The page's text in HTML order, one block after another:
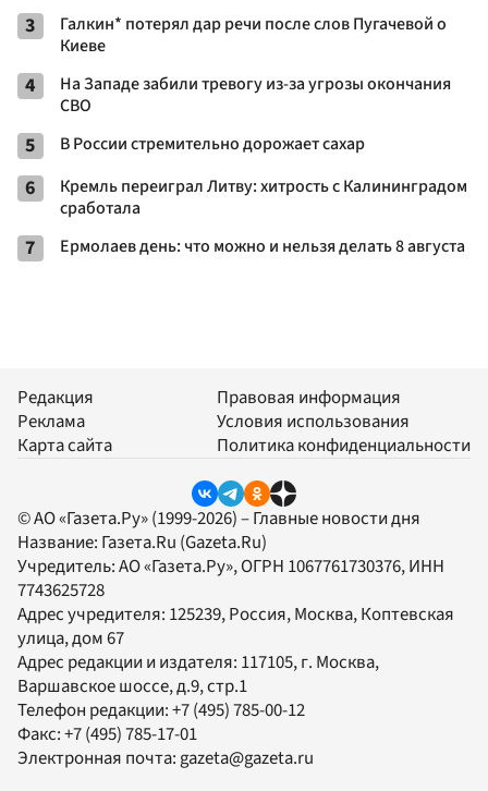
3
Галкин* потерял дар речи после слов Пугачевой о
Киеве
4
На Западе забили тревогу из-за угрозы окончания
СВО
5 В России стремительно дорожает сахар
6
Кремль переиграл Литву: хитрость с Калининградом
сработала
7 Ермолаев день: что можно и нельзя делать 8 августа
Редакция
Реклама
Карта сайта
Правовая информация
Условия использования
Политика конфиденциальности
© АО «Газета.Ру» (1999-2026) – Главные новости дня
Название: Газета.Ru (Gazeta.Ru)
Учредитель:АО «Газета.Ру», ОГРН 1067761730376, ИНН
7743625728
Адрес учредителя: 125239, Россия, Москва, Коптевская
улица, дом 67
Адрес редакции и издателя: 117105, г. Москва,
Варшавское шоссе, д.9, стр.1
Телефон редакции:+7 (495) 785-00-12
Факс:+7 (495) 785-17-01
Электронная почта: gazeta@gazeta.ru